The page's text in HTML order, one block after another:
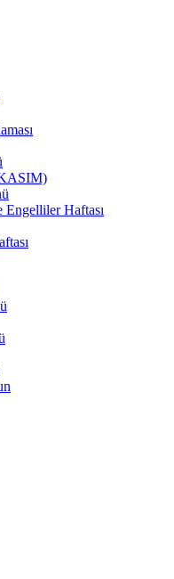
Haftası